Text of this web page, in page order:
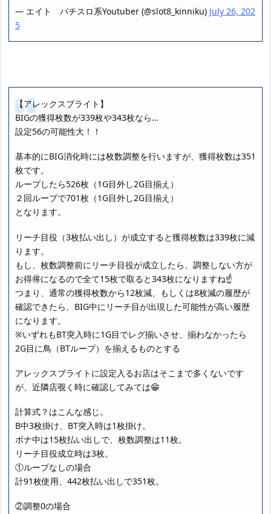
— エイト パチスロ系Youtuber (@slot8_kinniku) July 26, 202
5
【アレックスブライト】
BIGの獲得枚数が339枚や343枚なら…
設定56の可能性大！！
基本的にBIG消化時には枚数調整を行いますが、獲得枚数は351
枚です。
ループしたら526枚（1G目外し2G目揃え）
２回ループで701枚（1G目外し2G目揃え）
となります。
リーチ目役（3枚払い出し）が成立すると獲得枚数は339枚に減
ります。
もし、枚数調整前にリーチ目役が成立したら、調整しない方が
お得🉐になるので全て15枚で取ると343枚になりますね☝️
つまり、通常の獲得枚数から12枚減、もしくは8枚減の履歴が
確認できたら、BIG中にリーチ目が出現した可能性が高い履歴
になります。
※いずれもBT突入時に1G目でレグ揃いさせ、揃わなかったら
2G目に鳥（BTループ）を揃えるものとする
アレックスブライトに設定入るお店はそこまで多くないです
が、近隣店覗く時に確認してみては😁
計算式？はこんな感じ。
B中3枚掛け、BT突入時は1枚掛け。
ボナ中は15枚払い出しで、枚数調整は11枚。
リーチ目役成立時は3枚。
①ループなしの場合
計91枚使用、442枚払い出しで351枚。
②調整0の場合